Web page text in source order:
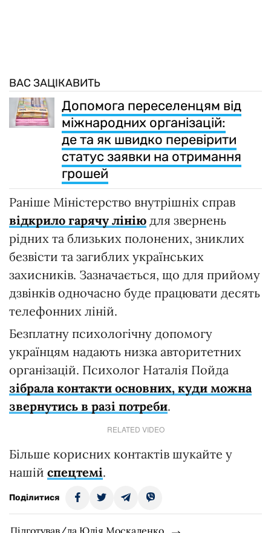
ВАС ЗАЦІКАВИТЬ
Допомога переселенцям від
міжнародних організацій:
де та як швидко перевірити
статус заявки на отримання
грошей
Раніше Міністерство внутрішніх справ
відкрило гарячу лінію для звернень
рідних та близьких полонених, зниклих
безвісти та загиблих українських
захисників. Зазначається, що для прийому
дзвінків одночасно буде працювати десять
телефонних ліній.
Безплатну психологічну допомогу
українцям надають низка авторитетних
організацій. Психолог Наталія Пойда
зібрала контакти основних, куди можна
звернутись в разі потреби.
RELATED VIDEO
Більше корисних контактів шукайте у
нашій спецтемі.
Поділитися